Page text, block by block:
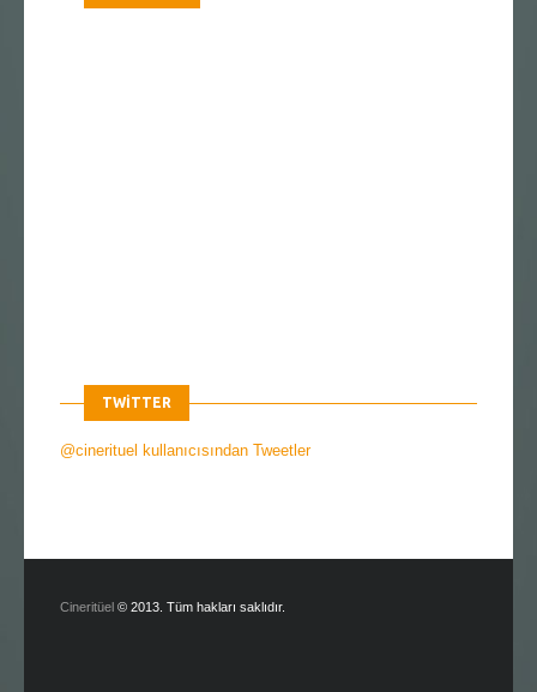
TWITTER
@cinerituel kullanıcısından Tweetler
Cineritüel © 2013. Tüm hakları saklıdır.